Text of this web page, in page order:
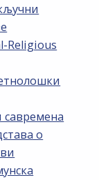
Religious
савремена
о